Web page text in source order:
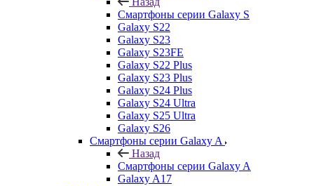
Смартфоны серии Galaxy S
Galaxy S22
Galaxy S23
Galaxy S23FE
Galaxy S22 Plus
Galaxy S23 Plus
Galaxy S24 Plus
Galaxy S24 Ultra
Galaxy S25 Ultra
Galaxy S26
Смартфоны серии Galaxy A
Назад
Смартфоны серии Galaxy A
Galaxy A17